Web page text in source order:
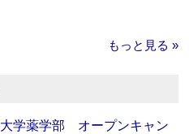
もっと見る »
大学薬学部 オープンキャン